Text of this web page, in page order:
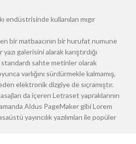
endüstrisinde kullanılan mıgır
bir matbaacının bir hurufat numune
galerisini alarak karıştırdığı
sahte metinler olarak
varlığını sürdürmekle kalmamış,
elektronik dizgiye de sıçramıştır.
da içeren Letraset yapraklarının
Aldus PageMaker gibi Lorem
yayıncılık yazılımları ile popüler